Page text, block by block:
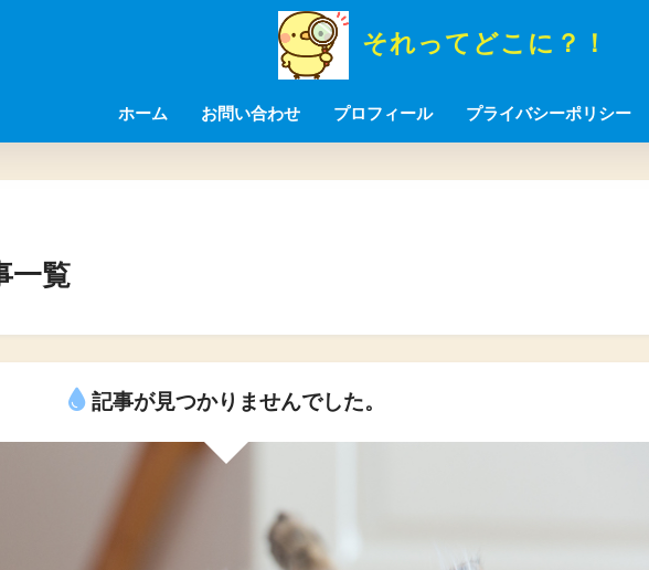
それってどこに？！
ホーム お問い合わせ プロフィール プライバシーポリシー
一覧
記事が見つかりませんでした。